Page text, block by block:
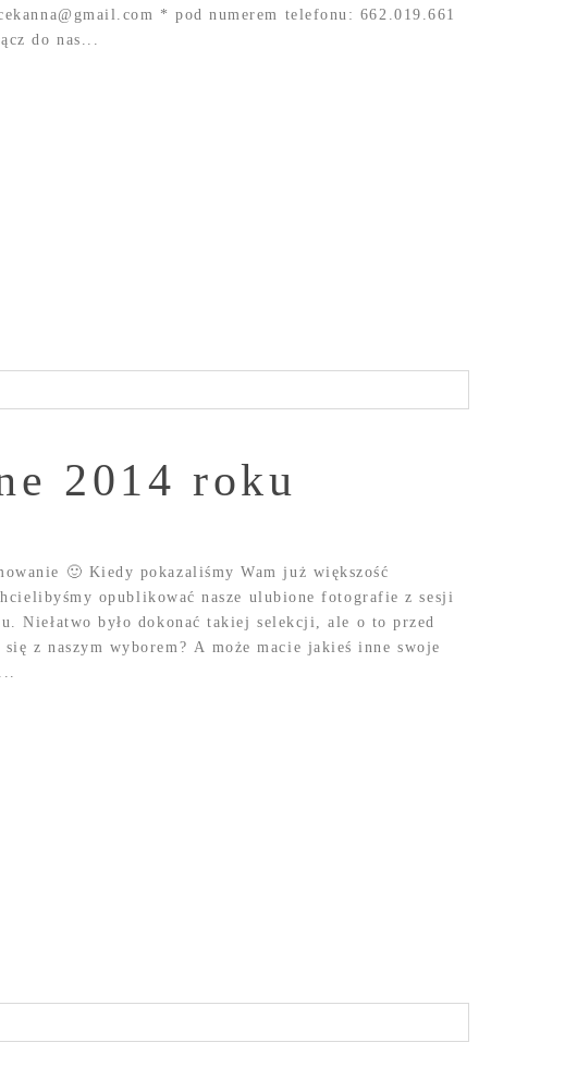
* pod numerem telefonu: 662.019.661
do nas...
2014 roku
🙂 Kiedy pokazaliśmy Wam już większość
opublikować nasze ulubione fotografie z sesji
Niełatwo było dokonać takiej selekcji, ale o to przed
z naszym wyborem? A może macie jakieś inne swoje